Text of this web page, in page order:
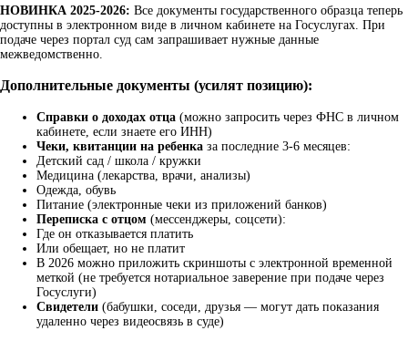
НОВИНКА 2025-2026: Все документы государственного образца теперь
доступны в электронном виде в личном кабинете на Госуслугах. При
подаче через портал суд сам запрашивает нужные данные
межведомственно.
Дополнительные документы (усилят позицию):
Справки о доходах отца (можно запросить через ФНС в личном
кабинете, если знаете его ИНН)
Чеки, квитанции на ребенка за последние 3-6 месяцев:
Детский сад / школа / кружки
Медицина (лекарства, врачи, анализы)
Одежда, обувь
Питание (электронные чеки из приложений банков)
Переписка с отцом (мессенджеры, соцсети):
Где он отказывается платить
Или обещает, но не платит
В 2026 можно приложить скриншоты с электронной временной
меткой (не требуется нотариальное заверение при подаче через
Госуслуги)
Свидетели (бабушки, соседи, друзья — могут дать показания
удаленно через видеосвязь в суде)